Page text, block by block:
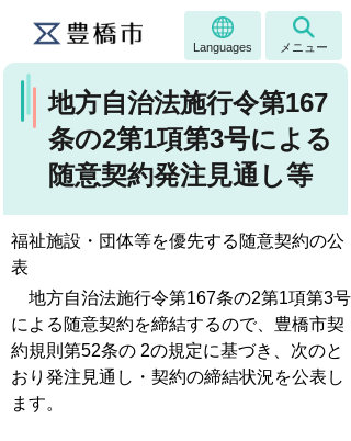
Languages メニュー
地方自治法施行令第167
条の2第1項第3号による
随意契約発注見通し等
福祉施設・団体等を優先する随意契約の公
表
地方自治法施行令第167条の2第1項第3号
による随意契約を締結するので、豊橋市契
約規則第52条の 2の規定に基づき、次のと
おり発注見通し・契約の締結状況を公表し
ます。